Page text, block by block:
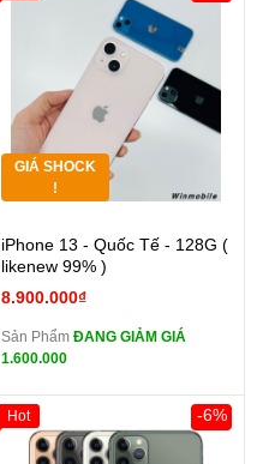
GIÁ SHOCK
!
iPhone 13 - Quốc Tế - 128G (
likenew 99% )
8.900.000₫
Sản Phẩm ĐANG GIẢM GIÁ
1.600.000
-6%
Hot